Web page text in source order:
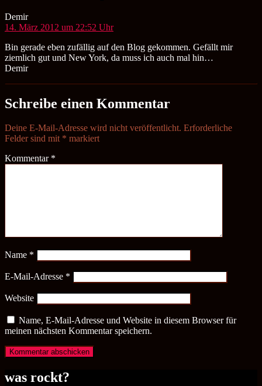
Demirsagt:
14. März 2012 um 22:52 Uhr
Bin gerade eben zufällig auf den Blog gekommen. Gefällt mir
ziemlich gut und New York, da muss ich auch mal hin…
Demir
Schreibe einen Kommentar
Deine E-Mail-Adresse wird nicht veröffentlicht. Erforderliche
Felder sind mit * markiert
Kommentar *
Name *
E-Mail-Adresse *
Website
Name, E-Mail-Adresse und Website in diesem Browser für
meinen nächsten Kommentar speichern.
was rockt?